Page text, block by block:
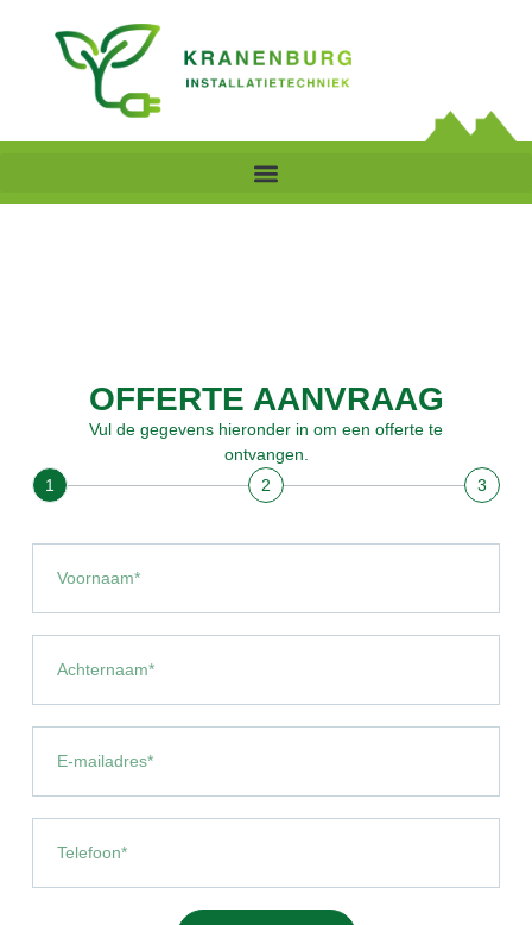
OFFERTE AANVRAAG
Vul de gegevens hieronder in om een offerte te
ontvangen.
1
2 3